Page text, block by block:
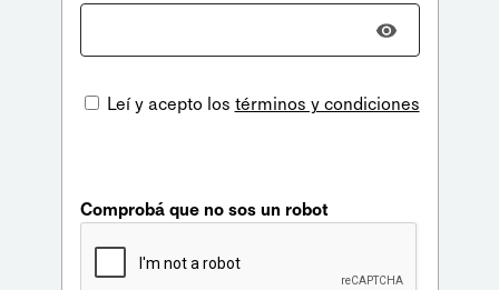
Leí y acepto los términos y condiciones
Comprobá que no sos un robot